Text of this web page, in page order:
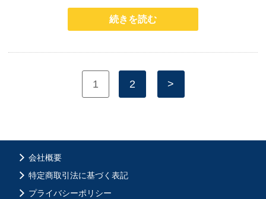
続きを読む
1 2 >
会社概要
特定商取引法に基づく表記
プライバシーポリシー